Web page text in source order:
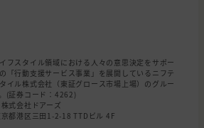
フスタイル領域における人々の意思決定をサポー
「行動支援サービス事業」を展開しているニフテ
イル株式会社（東証グロース市場上場）のグルー
(証券コード：4262)
式会社ドアーズ
都港区三田1-2-18 TTDビル 4F